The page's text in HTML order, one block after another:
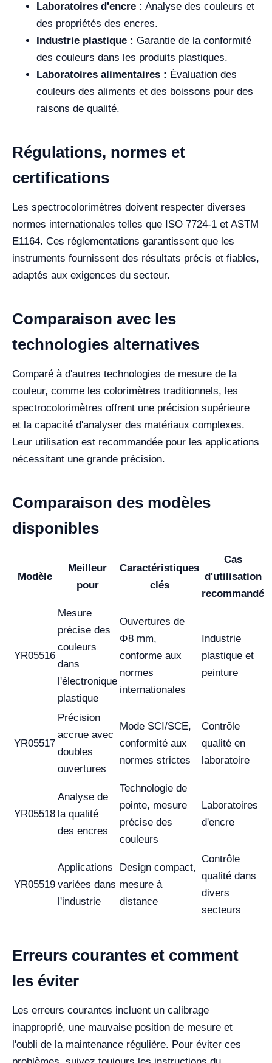
Laboratoires d'encre : Analyse des couleurs et
des propriétés des encres.
Industrie plastique : Garantie de la conformité
des couleurs dans les produits plastiques.
Laboratoires alimentaires : Évaluation des
couleurs des aliments et des boissons pour des
raisons de qualité.
Régulations, normes et
certifications
Les spectrocolorimètres doivent respecter diverses
normes internationales telles que ISO 7724-1 et ASTM
E1164. Ces réglementations garantissent que les
instruments fournissent des résultats précis et fiables,
adaptés aux exigences du secteur.
Comparaison avec les
technologies alternatives
Comparé à d'autres technologies de mesure de la
couleur, comme les colorimètres traditionnels, les
spectrocolorimètres offrent une précision supérieure
et la capacité d'analyser des matériaux complexes.
Leur utilisation est recommandée pour les applications
nécessitant une grande précision.
Comparaison des modèles
disponibles
Modèle
Meilleur
pour
Caractéristiques
clés
Cas
d'utilisation
recommandé
YR05516
Mesure
précise des
couleurs
dans
l'électronique
plastique
Ouvertures de
Φ8 mm,
conforme aux
normes
internationales
Industrie
plastique et
peinture
YR05517
Précision
accrue avec
doubles
ouvertures
Mode SCI/SCE,
conformité aux
normes strictes
Contrôle
qualité en
laboratoire
YR05518
Analyse de
la qualité
des encres
Technologie de
pointe, mesure
précise des
couleurs
Laboratoires
d'encre
YR05519
Applications
variées dans
l'industrie
Design compact,
mesure à
distance
Contrôle
qualité dans
divers
secteurs
Erreurs courantes et comment
les éviter
Les erreurs courantes incluent un calibrage
inapproprié, une mauvaise position de mesure et
l'oubli de la maintenance régulière. Pour éviter ces